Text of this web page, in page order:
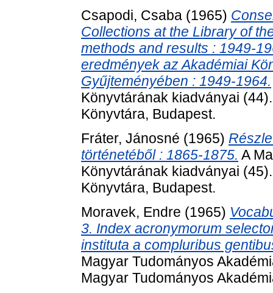
Csapodi, Csaba (1965)
Collections at the Library of
methods and results : 1949-
eredmények az Akadémiai
Gyűjteményében : 1949-1964.
Könyvtárának kiadványai
Könyvtára, Budapest.
Fráter, Jánosné (1965)
történetéből : 1865-1875. A
Könyvtárának kiadványai
Könyvtára, Budapest.
Moravek, Endre (1965)
3. Index acronymorum
instituta a compluribus
Magyar Tudományos
Magyar Tudományos